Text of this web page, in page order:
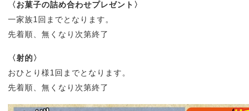
〈お菓子の詰め合わせプレゼント〉
一家族1回までとなります。
先着順、無くなり次第終了
〈射的〉
おひとり様1回までとなります。
先着順、無くなり次第終了